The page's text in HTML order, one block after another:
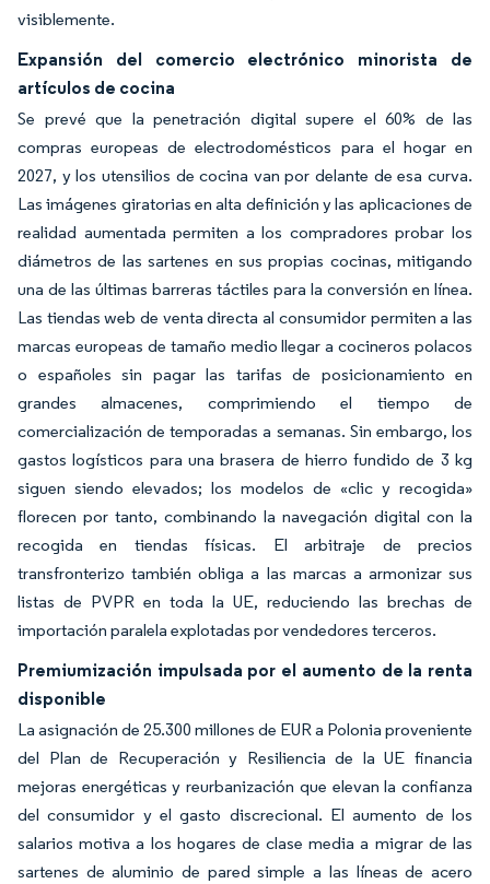
visiblemente.
Expansión del comercio electrónico minorista de
artículos de cocina
Se prevé que la penetración digital supere el 60% de las
compras europeas de electrodomésticos para el hogar en
2027, y los utensilios de cocina van por delante de esa curva.
Las imágenes giratorias en alta definición y las aplicaciones de
realidad aumentada permiten a los compradores probar los
diámetros de las sartenes en sus propias cocinas, mitigando
una de las últimas barreras táctiles para la conversión en línea.
Las tiendas web de venta directa al consumidor permiten a las
marcas europeas de tamaño medio llegar a cocineros polacos
o españoles sin pagar las tarifas de posicionamiento en
grandes almacenes, comprimiendo el tiempo de
comercialización de temporadas a semanas. Sin embargo, los
gastos logísticos para una brasera de hierro fundido de 3 kg
siguen siendo elevados; los modelos de «clic y recogida»
florecen por tanto, combinando la navegación digital con la
recogida en tiendas físicas. El arbitraje de precios
transfronterizo también obliga a las marcas a armonizar sus
listas de PVPR en toda la UE, reduciendo las brechas de
importación paralela explotadas por vendedores terceros.
Premiumización impulsada por el aumento de la renta
disponible
La asignación de 25.300 millones de EUR a Polonia proveniente
del Plan de Recuperación y Resiliencia de la UE financia
mejoras energéticas y reurbanización que elevan la confianza
del consumidor y el gasto discrecional. El aumento de los
salarios motiva a los hogares de clase media a migrar de las
sartenes de aluminio de pared simple a las líneas de acero